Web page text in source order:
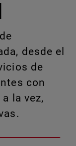
de
desde el
de
con
la vez,